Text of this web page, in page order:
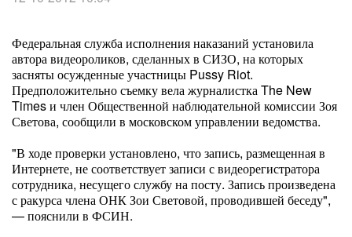
Федеральная служба исполнения наказаний установила
автора видеороликов, сделанных в СИЗО, на которых
засняты осужденные участницы Pussy Riot.
Предположительно съемку вела журналистка The New
Times и член Общественной наблюдательной комиссии Зоя
Светова, сообщили в московском управлении ведомства.
"В ходе проверки установлено, что запись, размещенная в
Интернете, не соответствует записи с видеорегистратора
сотрудника, несущего службу на посту. Запись произведена
с ракурса члена ОНК Зои Световой, проводившей беседу",
— пояснили в ФСИН.